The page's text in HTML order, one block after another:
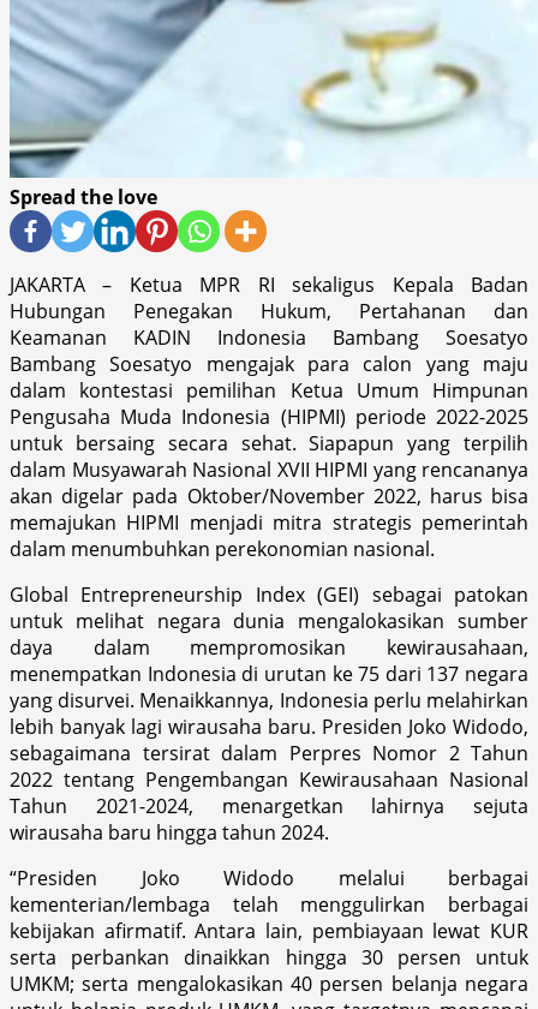
Spread the love
JAKARTA – Ketua MPR RI sekaligus Kepala Badan
Hubungan Penegakan Hukum, Pertahanan dan
Keamanan KADIN Indonesia Bambang Soesatyo
Bambang Soesatyo mengajak para calon yang maju
dalam kontestasi pemilihan Ketua Umum Himpunan
Pengusaha Muda Indonesia (HIPMI) periode 2022-2025
untuk bersaing secara sehat. Siapapun yang terpilih
dalam Musyawarah Nasional XVII HIPMI yang rencananya
akan digelar pada Oktober/November 2022, harus bisa
memajukan HIPMI menjadi mitra strategis pemerintah
dalam menumbuhkan perekonomian nasional.
Global Entrepreneurship Index (GEI) sebagai patokan
untuk melihat negara dunia mengalokasikan sumber
daya dalam mempromosikan kewirausahaan,
menempatkan Indonesia di urutan ke 75 dari 137 negara
yang disurvei. Menaikkannya, Indonesia perlu melahirkan
lebih banyak lagi wirausaha baru. Presiden Joko Widodo,
sebagaimana tersirat dalam Perpres Nomor 2 Tahun
2022 tentang Pengembangan Kewirausahaan Nasional
Tahun 2021-2024, menargetkan lahirnya sejuta
wirausaha baru hingga tahun 2024.
“Presiden Joko Widodo melalui berbagai
kementerian/lembaga telah menggulirkan berbagai
kebijakan afirmatif. Antara lain, pembiayaan lewat KUR
serta perbankan dinaikkan hingga 30 persen untuk
UMKM; serta mengalokasikan 40 persen belanja negara